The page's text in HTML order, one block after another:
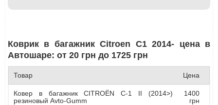
Коврик в багажник Citroen C1 2014- цена в
Автошаре: от 20 грн до 1725 грн
Товар Цена
Ковер в багажник CITROЁN C-1 II (2014>)
резиновый Avto-Gumm
1400
грн